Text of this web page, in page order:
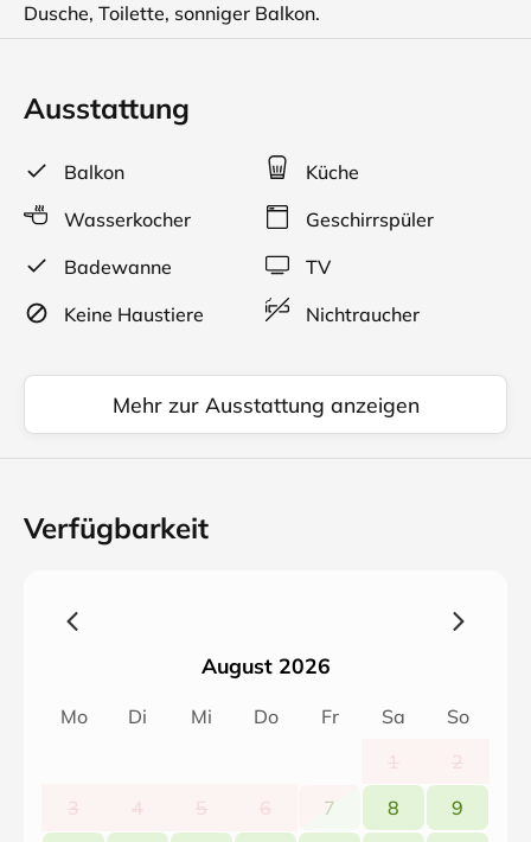
Dusche, Toilette, sonniger Balkon.
Ausstattung
Balkon
Küche
Wasserkocher
Geschirrspüler
Badewanne
TV
Keine Haustiere
Nichtraucher
Mehr zur Ausstattung anzeigen
Verfügbarkeit
August 2026
Mo Di Mi Do Fr Sa
So
1
2
3
4 5 6 7 8
9